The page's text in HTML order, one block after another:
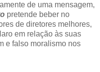
de uma mensagem,
pretende beber no
de diretores melhores,
em relação às suas
e falso moralismo nos